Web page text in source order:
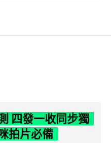
四發一收同步獨
拍片必備